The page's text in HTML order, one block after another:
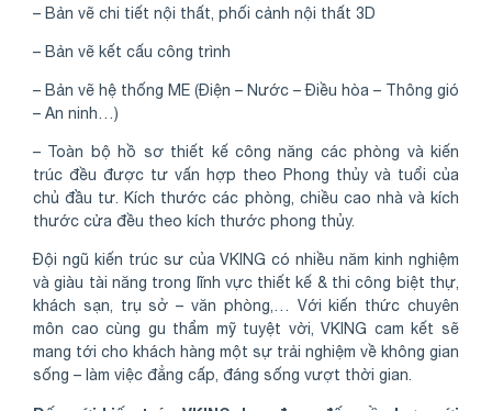
– Bản vẽ chi tiết nội thất, phối cảnh nội thất 3D
– Bản vẽ kết cấu công trình
– Bản vẽ hệ thống ME (Điện – Nước – Điều hòa – Thông gió
– An ninh…)
– Toàn bộ hồ sơ thiết kế công năng các phòng và kiến
trúc đều được tư vấn hợp theo Phong thủy và tuổi của
chủ đầu tư. Kích thước các phòng, chiều cao nhà và kích
thước cửa đều theo kích thước phong thủy.
Đội ngũ kiến trúc sư của VKING có nhiều năm kinh nghiệm
và giàu tài năng trong lĩnh vực thiết kế & thi công biệt thự,
khách sạn, trụ sở – văn phòng,… Với kiến thức chuyên
môn cao cùng gu thẩm mỹ tuyệt vời, VKING cam kết sẽ
mang tới cho khách hàng một sự trải nghiệm về không gian
sống – làm việc đẳng cấp, đáng sống vượt thời gian.